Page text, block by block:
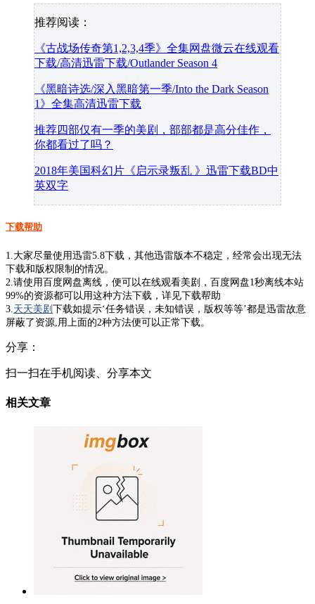
推荐阅读：
《古战场传奇第1,2,3,4季》全集网盘微云在线观看
下载/高清迅雷下载/Outlander Season 4
《黑暗诗选/深入黑暗第一季/Into the Dark Season
1》全集高清迅雷下载
推荐四部仅有一季的美剧，部部都是高分佳作，
你都看过了吗？
2018年美国科幻片《启示录叛乱 》迅雷下载BD中
英双字
下载帮助
1.大家尽量使用迅雷5.8下载，其他迅雷版本不稳定，经常会出现无法
下载和版权限制的情况。
2.请使用百度网盘离线，便可以在线观看美剧，百度网盘1秒离线本站
99%的资源都可以用这种方法下载，详见下载帮助
3.天天美剧 下载如提示‘任务错误，未知错误，版权等等’都是迅雷故意
屏蔽了资源,用上面的2种方法便可以正常下载。
分享：
扫一扫在手机阅读、分享本文
相关文章